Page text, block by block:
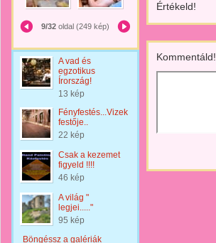
9/32 oldal (249 kép)
A vad és
egzotikus
Írország!
13 kép
Fényfestés...Vizek
festője..
22 kép
Csak a kezemet
figyeld !!!!
46 kép
A világ "
legjei....."
95 kép
Böngéssz a galériák
Értékeld!
Kommentáld!